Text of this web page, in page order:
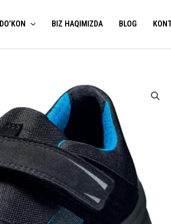
DO’KON BIZ HAQIMIZDA BLOG